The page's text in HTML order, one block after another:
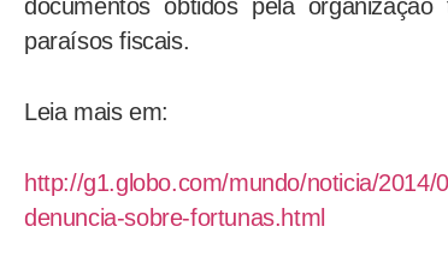
documentos obtidos pela
paraísos fiscais.
Leia mais em:
http://g1.globo.com/mundo/noticia/
denuncia-sobre-fortunas.html